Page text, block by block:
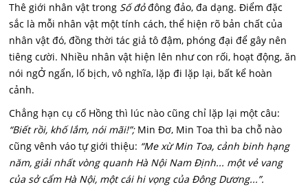
Thê giới nhân vật trong Số đỏđông đảo, đa dạng. Điểm đặc
sắc là mỗi nhân vật một tính cách, thể hiện rõ bản chất của
nhân vật đó, đồng thời tác giả tô đậm, phóng đại để gây nên
tiêng cười. Nhiều nhân vật hiện lên như con rối, hoạt động, ăn
nói ngỞ ngẩn, lố bịch, vô nghĩa, lặp đi lặp lại, bất kể hoàn
cảnh.
Chẳng hạn cụ cố Hồng thì lúc nào cũng chỉ lặp lại một câu:
“Biết rồi, khố lắm, nói mãi!”;Min Đơ, Min Toa thì ba chỗ nào
cũng vênh váo tự giới thiệu: “Me xừ Min Toa, cảnh binh hạng
năm, giải nhất vòng quanh Hà Nội Nam Định... một vẻ vang
của sở cẩm Hà Nội, một cái hi vọng của Đông Dương...”.